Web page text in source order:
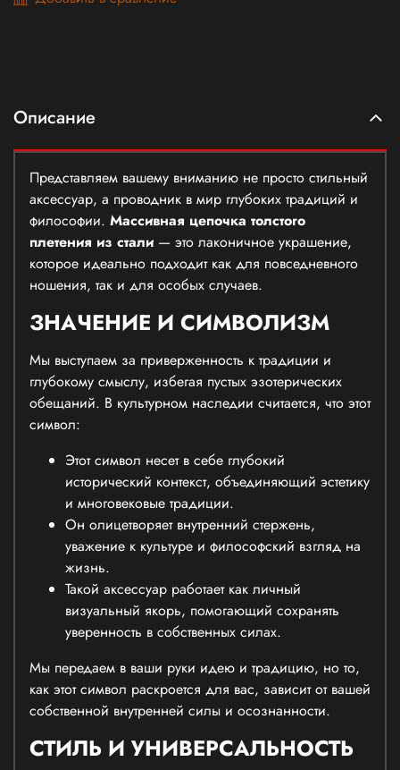
Описание
Представляем вашему вниманию не просто стильный
аксессуар, а проводник в мир глубоких традиций и
философии. Массивная цепочка толстого
плетения из стали — это лаконичное украшение,
которое идеально подходит как для повседневного
ношения, так и для особых случаев.
ЗНАЧЕНИЕ И СИМВОЛИЗМ
Мы выступаем за приверженность к традиции и
глубокому смыслу, избегая пустых эзотерических
обещаний. В культурном наследии считается, что этот
символ:
Этот символ несет в себе глубокий
исторический контекст, объединяющий эстетику
и многовековые традиции.
Он олицетворяет внутренний стержень,
уважение к культуре и философский взгляд на
жизнь.
Такой аксессуар работает как личный
визуальный якорь, помогающий сохранять
уверенность в собственных силах.
Мы передаем в ваши руки идею и традицию, но то,
как этот символ раскроется для вас, зависит от вашей
собственной внутренней силы и осознанности.
СТИЛЬ И УНИВЕРСАЛЬНОСТЬ